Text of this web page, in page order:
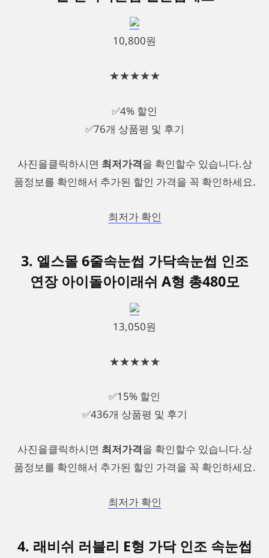
10,800원
★★★★★
✅4% 할인
✅76개 상품평 및 후기
사진을클릭하시면 최저가격을 확인할수 있습니다.상
품정보를 확인해서 추가된 할인 가격을 꼭 확인하세요.
최저가 확인
3. 엘스몰 6줄속눈썹 가닥속눈썹 인조
연장 아이돌아이래쉬 A형 총480모
13,050원
★★★★★
✅15% 할인
✅436개 상품평 및 후기
사진을클릭하시면 최저가격을 확인할수 있습니다.상
품정보를 확인해서 추가된 할인 가격을 꼭 확인하세요.
최저가 확인
4. 래비쉬 러블리 E형 가닥 인조 속눈썹